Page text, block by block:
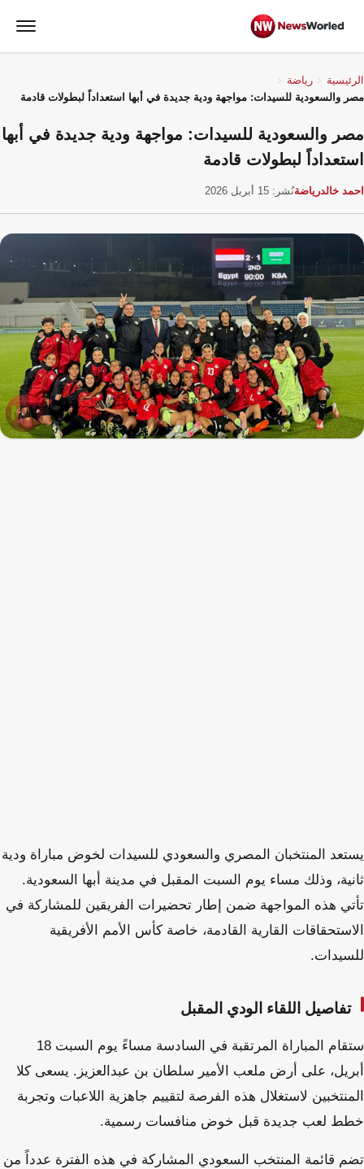
الرئيسية
رياضة
مصر والسعودية للسيدات: مواجهة ودية جديدة في أبها استعداداً لبطولات قادمة
مصر والسعودية للسيدات: مواجهة ودية جديدة في أبها
استعداداً لبطولات قادمة
احمد خالدرياضةنُشر: 15 أبريل 2026
يستعد المنتخبان المصري والسعودي للسيدات لخوض مباراة ودية
ثانية، وذلك مساء يوم السبت المقبل في مدينة أبها السعودية.
تأتي هذه المواجهة ضمن إطار تحضيرات الفريقين للمشاركة في
الاستحقاقات القارية القادمة، خاصة كأس الأمم الأفريقية
للسيدات.
تفاصيل اللقاء الودي المقبل
ستقام المباراة المرتقبة في السادسة مساءً يوم السبت 18
أبريل، على أرض ملعب الأمير سلطان بن عبدالعزيز. يسعى كلا
المنتخبين لاستغلال هذه الفرصة لتقييم جاهزية اللاعبات وتجربة
خطط لعب جديدة قبل خوض منافسات رسمية.
تضم قائمة المنتخب السعودي المشاركة في هذه الفترة عدداً من